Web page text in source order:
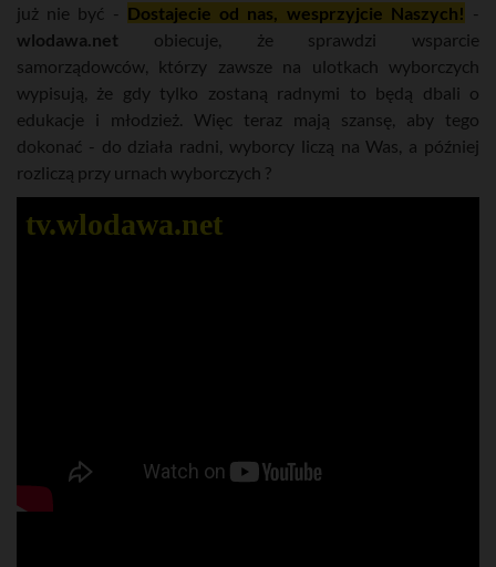
już nie być - Dostajecie od nas, wesprzyjcie Naszych! -
wlodawa.net obiecuje, że sprawdzi wsparcie
samorządowców, którzy zawsze na ulotkach wyborczych
wypisują, że gdy tylko zostaną radnymi to będą dbali o
edukacje i młodzież. Więc teraz mają szansę, aby tego
dokonać - do działa radni, wyborcy liczą na Was, a później
rozliczą przy urnach wyborczych ?
tv.wlodawa.net